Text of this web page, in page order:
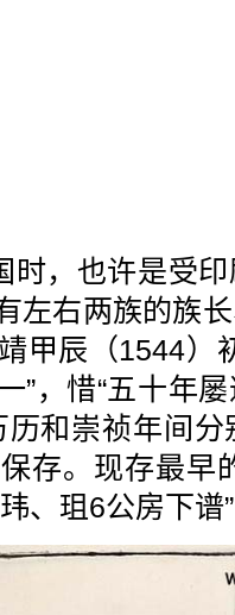
，也许是受印
左右两族的族
甲辰（1544）
”，惜“五十年
历和崇祯年间
存。现存最早
、珇6公房下